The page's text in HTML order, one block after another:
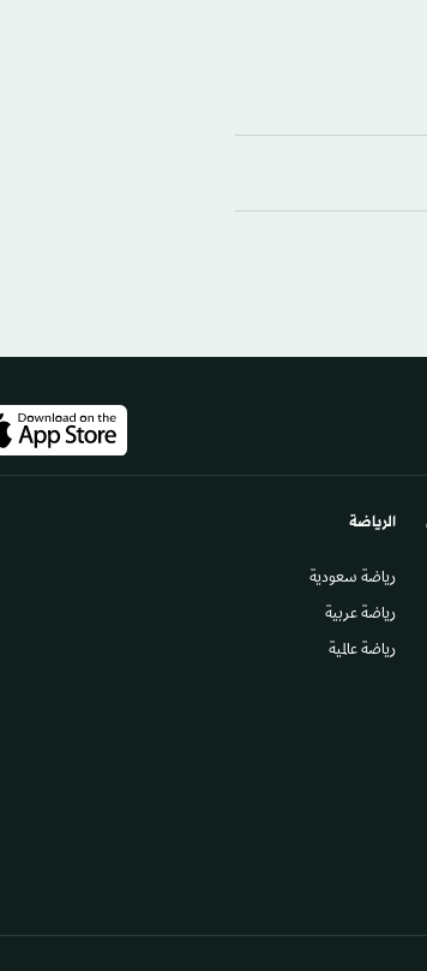
الرياضة
رياضة سعودية
رياضة عربية
رياضة عالمية